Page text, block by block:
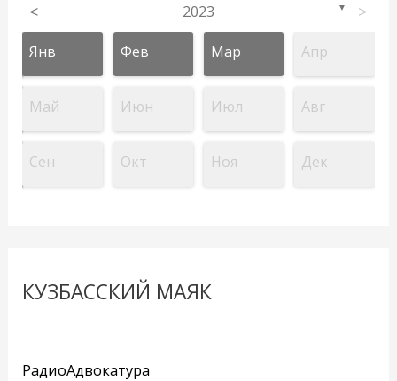
< 2023 ▼ >
Янв Фев Мар Апр
Май Июн Июл Авг
Сен Окт Ноя Дек
КУЗБАССКИЙ МАЯК
РадиоАдвокатура